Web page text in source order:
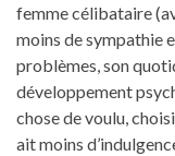
femme célibataire
moins de sympathie
problèmes, son
développement
chose de voulu,
ait moins